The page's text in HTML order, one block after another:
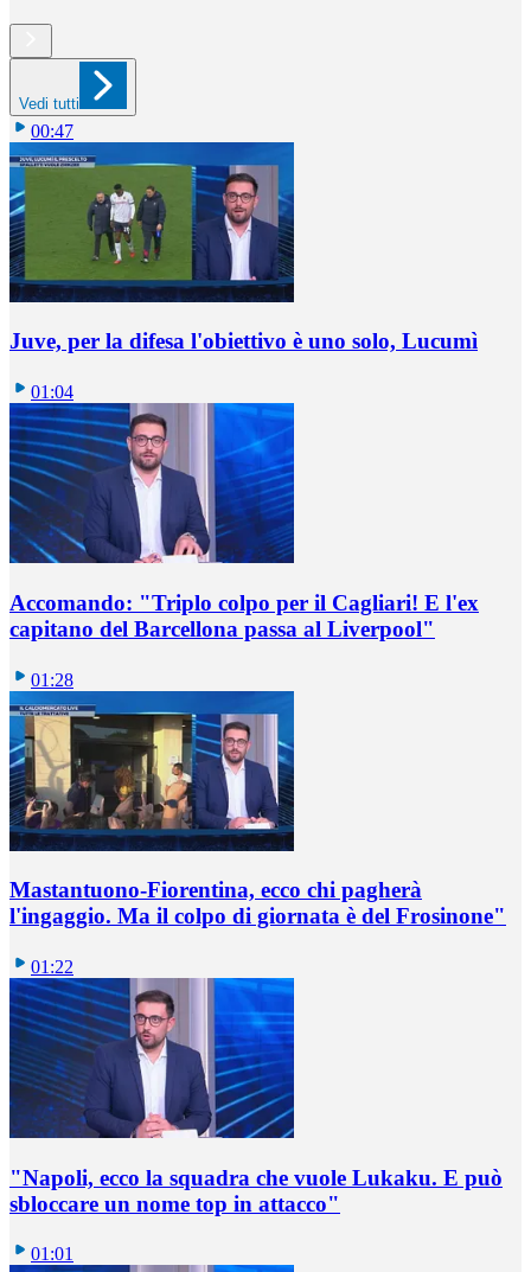
Vedi tutti
00:47
Juve, per la difesa l'obiettivo è uno solo, Lucumì
01:04
Accomando: "Triplo colpo per il Cagliari! E l'ex
capitano del Barcellona passa al Liverpool"
01:28
Mastantuono-Fiorentina, ecco chi pagherà
l'ingaggio. Ma il colpo di giornata è del Frosinone"
01:22
"Napoli, ecco la squadra che vuole Lukaku. E può
sbloccare un nome top in attacco"
01:01